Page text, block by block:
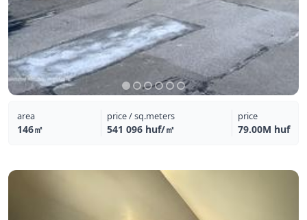
area
146㎡
price / sq.meters
541 096 huf/㎡
price
79.00M huf